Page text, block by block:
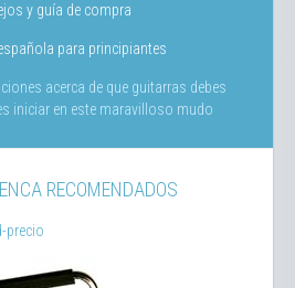
y guía de compra
acerca de que guitarras debes
iniciar en este maravilloso mudo
RECOMENDADOS
precio